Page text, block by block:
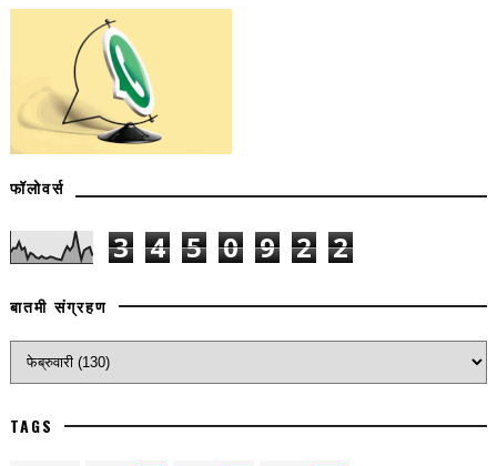
फॉलोवर्स
3 4 5 0 9 2 2
बातमी संग्रहण
TAGS